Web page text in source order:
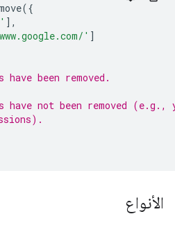
({
],
' ]
been removed.
have not been removed (e.g.,
الأنواع